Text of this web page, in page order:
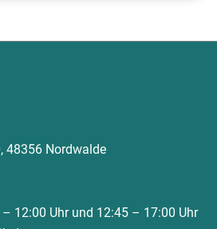
48356 Nordwalde
12:00 Uhr und 12:45 – 17:00 Uhr